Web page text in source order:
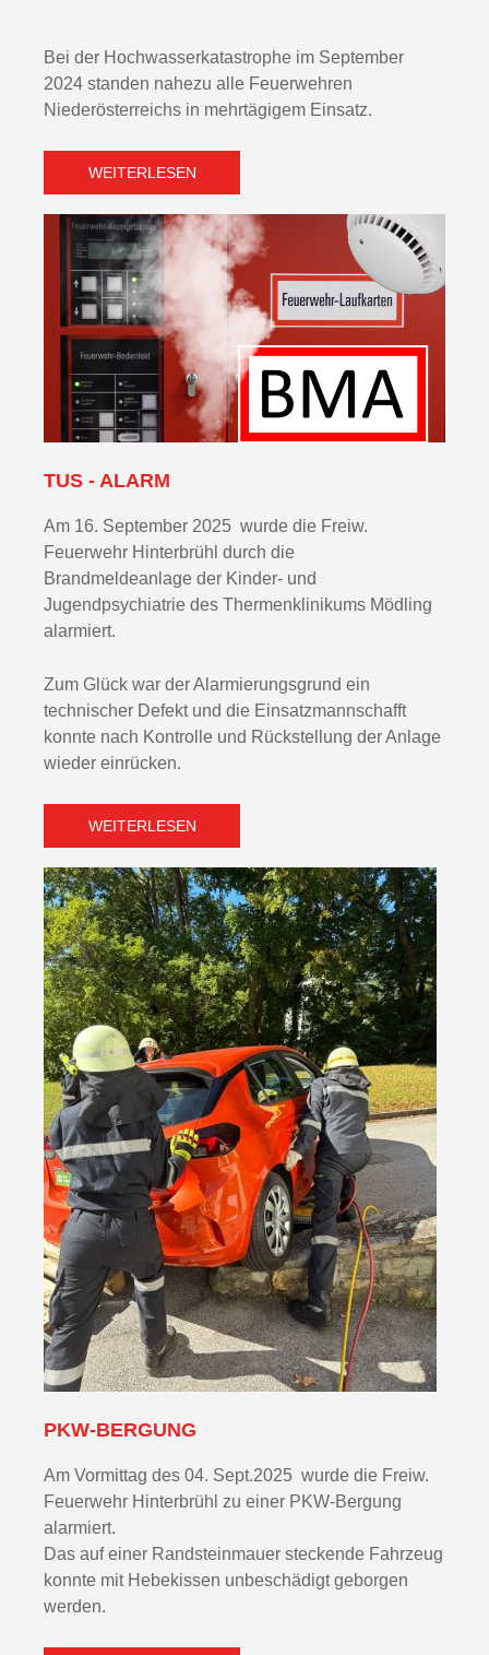
Bei der Hochwasserkatastrophe im September
2024 standen nahezu alle Feuerwehren
Niederösterreichs in mehrtägigem Einsatz.
WEITERLESEN
TUS - ALARM
Am 16. September 2025 wurde die Freiw.
Feuerwehr Hinterbrühl durch die
Brandmeldeanlage der Kinder- und
Jugendpsychiatrie des Thermenklinikums Mödling
alarmiert.
Zum Glück war der Alarmierungsgrund ein
technischer Defekt und die Einsatzmannschafft
konnte nach Kontrolle und Rückstellung der Anlage
wieder einrücken.
WEITERLESEN
PKW-BERGUNG
Am Vormittag des 04. Sept.2025 wurde die Freiw.
Feuerwehr Hinterbrühl zu einer PKW-Bergung
alarmiert.
Das auf einer Randsteinmauer steckende Fahrzeug
konnte mit Hebekissen unbeschädigt geborgen
werden.